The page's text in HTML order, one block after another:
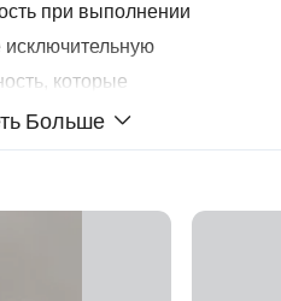
при выполнении
которые
компонента в
до 85 см, мы
тканую подложку в
потери, но и
Больше